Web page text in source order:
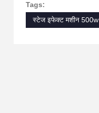
Tags:
स्टेज इफेक्ट मशीन 500w